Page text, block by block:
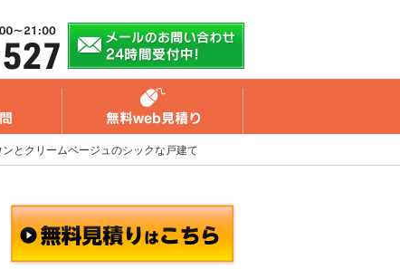
とクリームベージュのシックな戸建て